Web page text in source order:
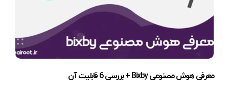
معرفی هوش مصنوعی Bixby + بررسی 6 قابلیت آن